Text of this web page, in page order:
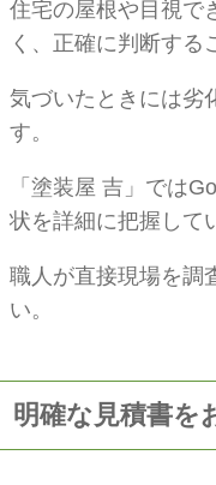
住宅の屋根や目視で
く、正確に判断する
気づいたときには劣
す。
「塗装屋 吉」では
状を詳細に把握して
職人が直接現場を調
い。
明確な見積書を